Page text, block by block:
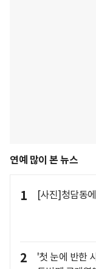
연예 많이 본 뉴스
1 [사진]청담동
2
'첫 눈에 반한